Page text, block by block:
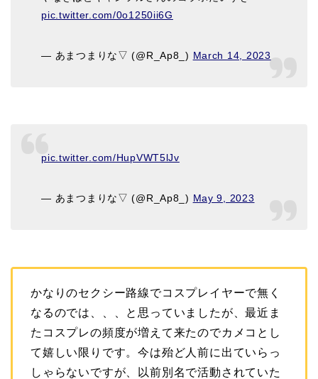
pic.twitter.com/0o1250ii6G
— あまつまりな▽ (@R_Ap8_) March 14, 2023
pic.twitter.com/HupVWT5lJv
— あまつまりな▽ (@R_Ap8_) May 9, 2023
かなりのセクシー路線でコスプレイヤーで無く
なるのでは、、、と思っていましたが、最近ま
たコスプレの頻度が増えて来たのでカメコとし
て嬉しい限りです。今は殆ど人前に出ていらっ
しゃらないですが、以前別名で活動されていた